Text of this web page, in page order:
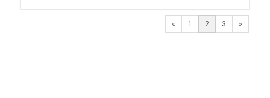
« Previous
1 2 3 »